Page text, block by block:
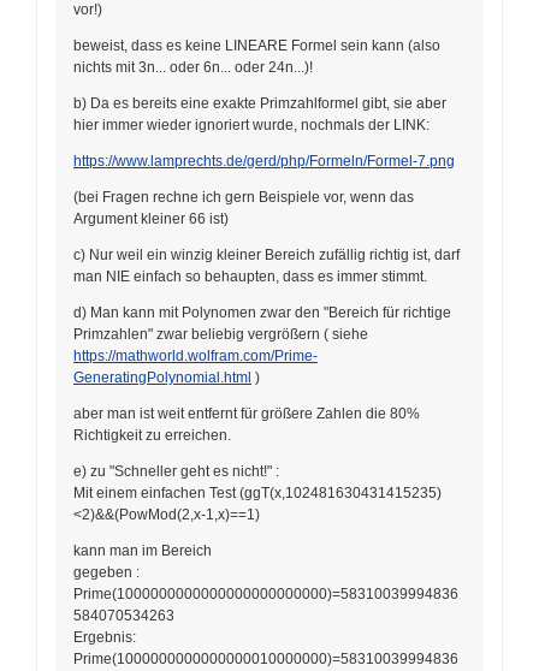
vor!)
beweist, dass es keine LINEARE Formel sein kann (also
nichts mit 3n... oder 6n... oder 24n...)!
b) Da es bereits eine exakte Primzahlformel gibt, sie aber
hier immer wieder ignoriert wurde, nochmals der LINK:
https://www.lamprechts.de/gerd/php/Formeln/Formel-7.png
(bei Fragen rechne ich gern Beispiele vor, wenn das
Argument kleiner 66 ist)
c) Nur weil ein winzig kleiner Bereich zufällig richtig ist, darf
man NIE einfach so behaupten, dass es immer stimmt.
d) Man kann mit Polynomen zwar den "Bereich für richtige
Primzahlen" zwar beliebig vergrößern ( siehe
https://mathworld.wolfram.com/Prime-
GeneratingPolynomial.html )
aber man ist weit entfernt für größere Zahlen die 80%
Richtigkeit zu erreichen.
e) zu "Schneller geht es nicht!" :
Mit einem einfachen Test (ggT(x,102481630431415235)
<2)&&(PowMod(2,x-1,x)==1)
kann man im Bereich
gegeben :
Prime(1000000000000000000000000)=58310039994836
584070534263
Ergebnis:
Prime(1000000000000000010000000)=58310039994836